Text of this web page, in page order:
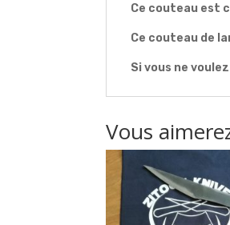
Ce couteau est
Ce couteau de
Si vous ne
Vous